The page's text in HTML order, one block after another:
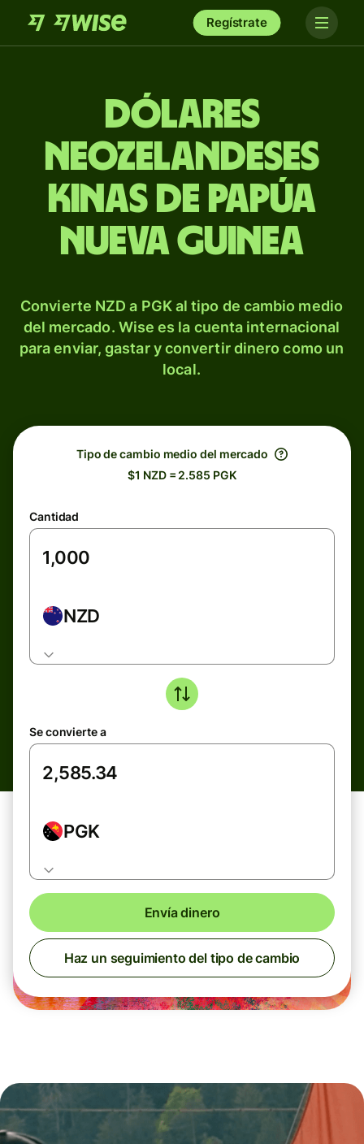
Regístrate
Dólares
neozelandeses
kinas de Papúa
Nueva Guinea
Convierte NZD a PGK al tipo de cambio medio
del mercado. Wise es la cuenta internacional
para enviar, gastar y convertir dinero como un
local.
Tipo de cambio medio del mercado
$1 NZD = 2.585 PGK
Cantidad
NZD
Se convierte a
PGK
Envía dinero
Haz un seguimiento del tipo de cambio